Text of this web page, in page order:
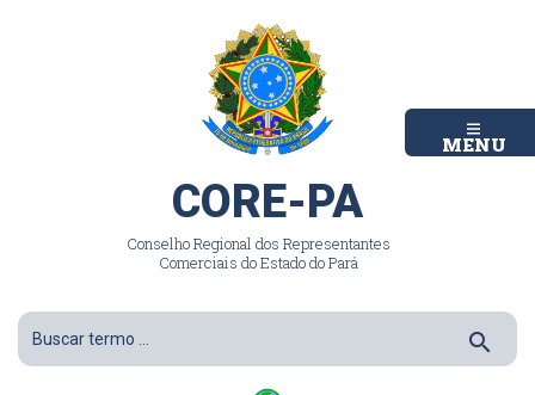
MENU
CORE-PA
Conselho Regional dos Representantes
Comerciais do Estado do Pará
search